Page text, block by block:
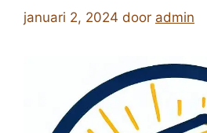
januari 2, 2024 door admin